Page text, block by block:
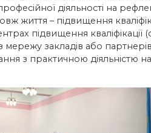
діяльності на
життя – підвищення
підвищення кваліфікації
мережу закладів або
з практичною діяльністю